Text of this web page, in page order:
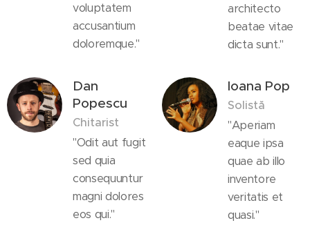
voluptatem
accusantium
doloremque."
architecto
beatae vitae
dicta sunt."
Dan
Popescu
Chitarist
"Odit aut fugit
sed quia
consequuntur
magni dolores
eos qui."
Ioana Pop
Solistă
"Aperiam
eaque ipsa
quae ab illo
inventore
veritatis et
quasi."